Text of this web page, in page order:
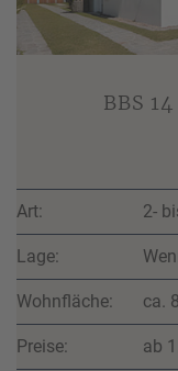
BBS
Art: 2-
Lage:
Wohnfläche: ca.
Preise: ab